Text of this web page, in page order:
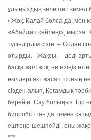
ұлыңыздың келешегі кемел
«Жоқ. Қалай болса да, мен
«Абайлап сөйлеңіз, мырза.
түсіндірдім сізге. – Содан
отырды. - Жақсы, – деді
басқа жол жоқ, не өзіңіз
өкілдері акт жасап, соның
сізден алып, Қоғамдық
берейін. Сау болыңыз. Бір
биороботтан да төмен
ештеңе шешпейді, оны жақсы
***